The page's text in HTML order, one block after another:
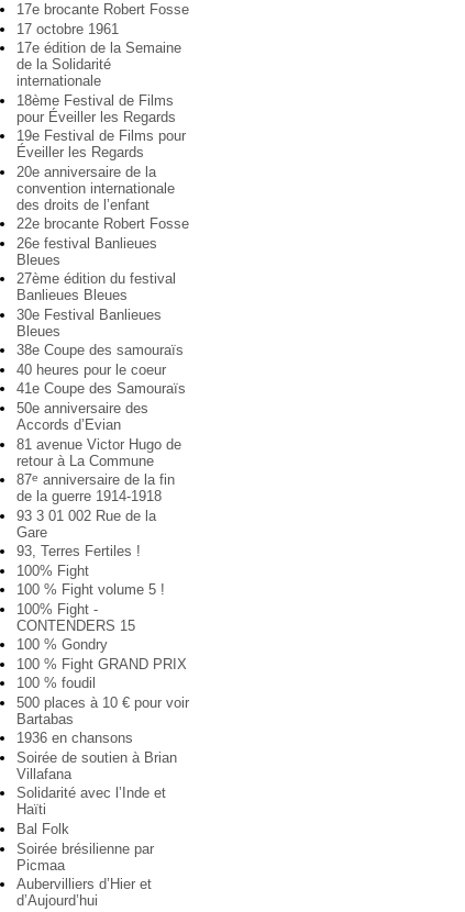
17e brocante Robert Fosse
17 octobre 1961
17e édition de la Semaine
de la Solidarité
internationale
18ème Festival de Films
pour Éveiller les Regards
19e Festival de Films pour
Éveiller les Regards
20e anniversaire de la
convention internationale
des droits de l’enfant
22e brocante Robert Fosse
26e festival Banlieues
Bleues
27ème édition du festival
Banlieues Bleues
30e Festival Banlieues
Bleues
38e Coupe des samouraïs
40 heures pour le coeur
41e Coupe des Samouraïs
50e anniversaire des
Accords d’Evian
81 avenue Victor Hugo de
retour à La Commune
87e anniversaire de la fin
de la guerre 1914-1918
93 3 01 002 Rue de la
Gare
93, Terres Fertiles !
100% Fight
100 % Fight volume 5 !
100% Fight -
CONTENDERS 15
100 % Gondry
100 % Fight GRAND PRIX
100 % foudil
500 places à 10 € pour voir
Bartabas
1936 en chansons
Soirée de soutien à Brian
Villafana
Solidarité avec l’Inde et
Haïti
Bal Folk
Soirée brésilienne par
Picmaa
Aubervilliers d’Hier et
d’Aujourd’hui